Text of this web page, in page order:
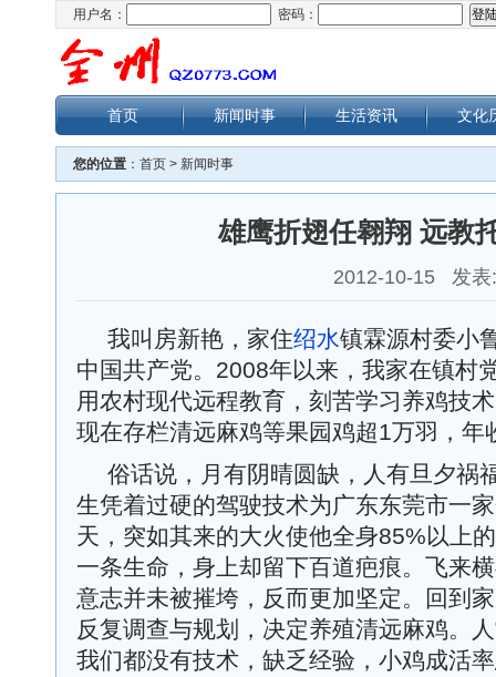
用户名： 密码：
首页 新闻时事 生活资讯 文化
您的位置 ： 首页 > 新闻时事
雄鹰折翅任翱翔 远教
2012-10-15 发表:
我叫房新艳，家住绍水镇霖源村委小
中国共产党。2008年以来，我家在镇村
用农村现代远程教育，刻苦学习养鸡技
现在存栏清远麻鸡等果园鸡超1万羽，年
俗话说，月有阴晴圆缺，人有旦夕祸
生凭着过硬的驾驶技术为广东东莞市一
天，突如其来的大火使他全身85%以上
一条生命，身上却留下百道疤痕。飞来
意志并未被摧垮，反而更加坚定。回到
反复调查与规划，决定养殖清远麻鸡。
我们都没有技术，缺乏经验，小鸡成活